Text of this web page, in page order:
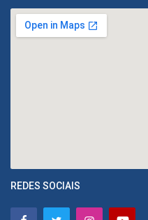
REDES SOCIAIS